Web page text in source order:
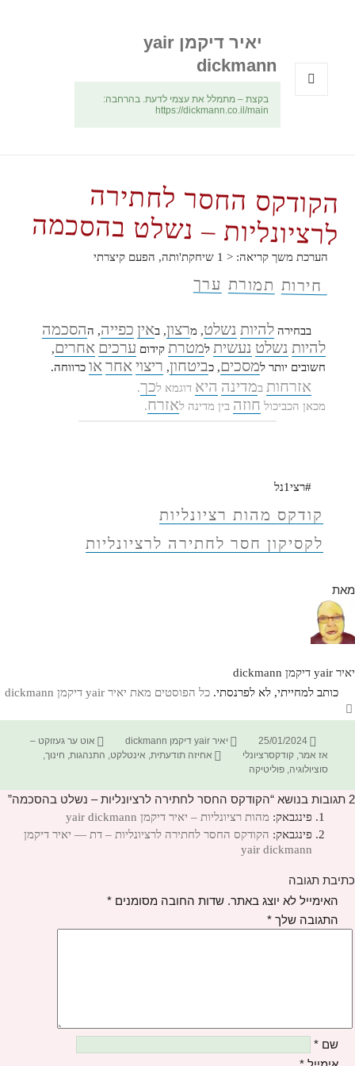
יאיר דיקמן yair
dickmann
בקצת – מתמלל את עצמי לדעת. בהרחבה:
https://dickmann.co.il/main
הקודקס החסר לחתירה
לרציונליות – נשלט בהסכמה
הערכת משך קריאה: < 1 שיחקת'ותה, הפעם קיצרתי
חירות תמורת ערך
בבחירהלהיות נשלט, מרצון, באין כפייה, ההסכמה
להיות נשלט נעשית למטרת קידום ערכים אחרים,
חשובים יותר למסכים, כביטחון, ריצוי אחר או כרווחה.
אזרחות במדינה היא דוגמא לכך.
מכאן הכביכול חוזה בין מדינה לאזרח.
#רצי1נל
קודקס מהות רציונליות
לקסיקון חסר לחתירה לרציונליות
מאת
יאיר yair דיקמן dickmann
כותב למחייתי, לא לפרנסתי. כל הפוסטים מאת יאיר yair דיקמן dickmann‏
פורסם
בתאריך
25/01/2024 מחבר
יאיר yair דיקמן dickmann קטגוריות
אוט ער געזוקט –
אז אמר,קודקסרציונלי תגיות
אחיזה תודעתית, אינטלקט, התנהגות, חינוך,
סוציולוגיה,פוליטיקה
2 תגובות בנושא “הקודקס החסר לחתירה לרציונליות – נשלט בהסכמה”
פינגבאק: מהות רציונליות – יאיר דיקמן yair dickmann
פינגבאק: הקודקס החסר לחתירה לרציונליות – דת — יאיר דיקמן
yair dickmann
כתיבת תגובה
האימייל לא יוצג באתר. שדות החובה מסומנים *
התגובה שלך *
שם *